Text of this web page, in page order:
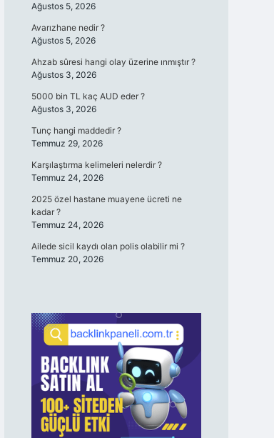
Ağustos 5, 2026
Avarızhane nedir ?
Ağustos 5, 2026
Ahzab sûresi hangi olay üzerine ınmıştır ?
Ağustos 3, 2026
5000 bin TL kaç AUD eder ?
Ağustos 3, 2026
Tunç hangi maddedir ?
Temmuz 29, 2026
Karşılaştırma kelimeleri nelerdir ?
Temmuz 24, 2026
2025 özel hastane muayene ücreti ne
kadar ?
Temmuz 24, 2026
Ailede sicil kaydı olan polis olabilir mi ?
Temmuz 20, 2026